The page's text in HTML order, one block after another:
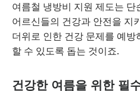
여름철 냉방비 지원 제도는
어르신들의 건강과 안전을 지
더위로 인한 건강 문제를 예
할 수 있도록 돕는 것이죠.
건강한 여름을 위한 필